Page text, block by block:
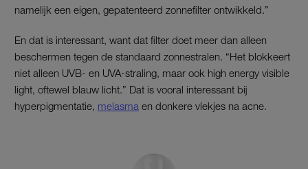
namelijk een eigen, gepatenteerd zonnefilter ontwikkeld.”
En dat is interessant, want dat filter doet meer dan alleen
beschermen tegen de standaard zonnestralen. “Het blokkeert
niet alleen UVB- en UVA-straling, maar ook high energy visible
light, oftewel blauw licht.” Dat is vooral interessant bij
hyperpigmentatie, melasma en donkere vlekjes na acne.